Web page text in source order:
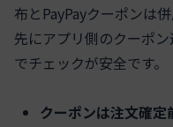
布とPayPayクーポンは
先にアプリ側のクーポ
でチェックが安全です。
クーポンは注文確定